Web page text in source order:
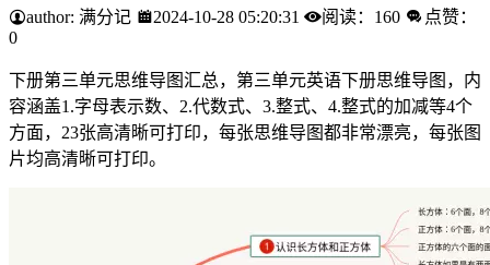
author: 满分记 2024-10-28 05:20:31 阅读：160
点赞：
0
下册第三单元思维导图汇总，第三单元英语下册思维导图，内
容涵盖1.字母表示数、2.代数式 、3.整式 、4.整式的加减 等4个
方面，23张高清晰可打印，每张思维导图都非常漂亮，每张图
片均高清晰可打印。